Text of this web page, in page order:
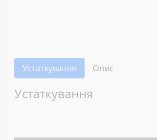
Устаткування Опис
Устаткування